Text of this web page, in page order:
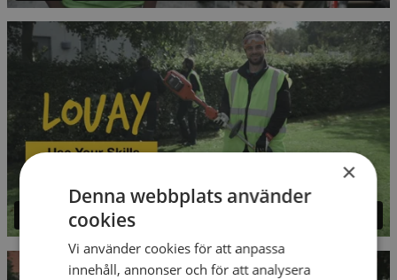
×
Denna webbplats använder
cookies
Vi använder cookies för att anpassa
innehåll, annonser och för att analysera